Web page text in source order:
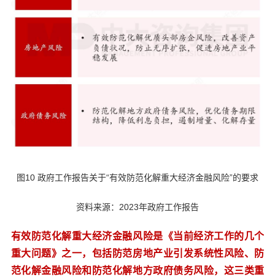
图10 政府工作报告关于“有效防范化解重大经济金融风险”的要求
资料来源：2023年政府工作报告
有效防范化解重大经济金融风险是《当前经济工作的几个
重大问题》之一，包括防范房地产业引发系统性风险、防
范化解金融风险和防范化解地方政府债务风险，这三类重